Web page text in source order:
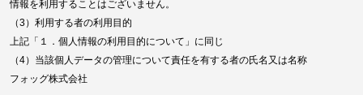
情報を利用することはございません。
（3）利用する者の利用目的
上記「１．個人情報の利用目的について」に同じ
（4）当該個人データの管理について責任を有する者の氏名又は名称
フォッグ株式会社